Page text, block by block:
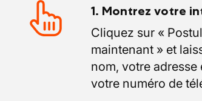
1. Montrez votre
Cliquez sur «
maintenant » et
nom, votre adresse
votre numéro de